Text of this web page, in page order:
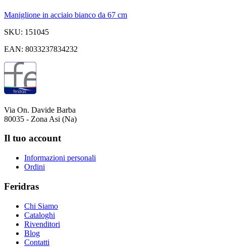
Maniglione in acciaio bianco da 67 cm
SKU: 151045
EAN: 8033237834232
Via On. Davide Barba
80035 - Zona Asi (Na)
Il tuo account
Informazioni personali
Ordini
Feridras
Chi Siamo
Cataloghi
Rivenditori
Blog
Contatti